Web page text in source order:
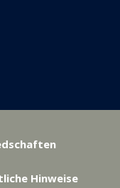
Hinweise